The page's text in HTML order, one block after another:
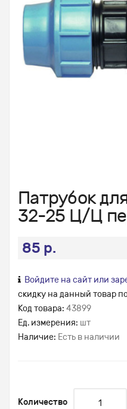
Патрубок
32-25 Ц/Ц
85 р.
Войдите на сайт или
скидку на данный товар
Код товара: 43899
Ед. измерения: шт
Наличие: Есть в наличии
Количество